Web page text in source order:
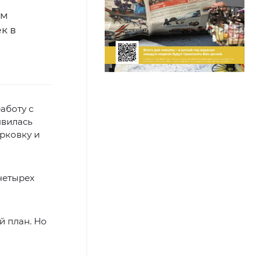
в
с
и
план. Но